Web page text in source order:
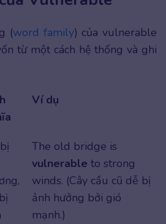
(word family) của vulnerable
từ một cách hệ thống và ghi
Ví dụ
The old bridge is
vulnerable to strong
winds. (Cây cầu cũ dễ bị
ảnh hưởng bởi gió
mạnh.)